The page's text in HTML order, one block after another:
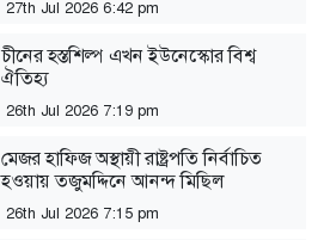
27th Jul 2026 6:42 pm
চীনের হস্তশিল্প এখন ইউনেস্কোর বিশ্ব
ঐতিহ্য
26th Jul 2026 7:19 pm
মেজর হাফিজ অস্থায়ী রাষ্ট্রপতি নির্বাচিত
হওয়ায় তজুমদ্দিনে আনন্দ মিছিল
26th Jul 2026 7:15 pm